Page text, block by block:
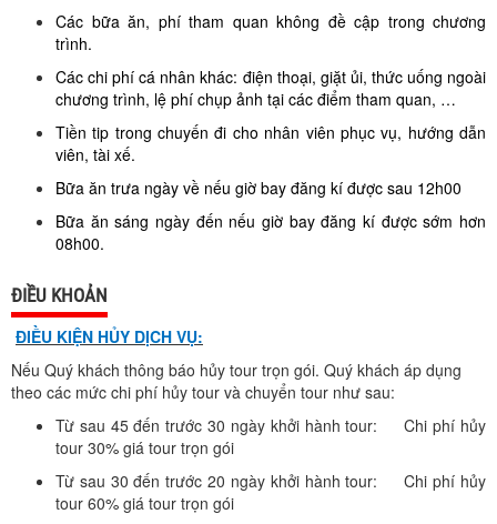
Các bữa ăn, phí tham quan không đề cập trong chương
trình.
Các chi phí cá nhân khác: điện thoại, giặt ủi, thức uống ngoài
chương trình, lệ phí chụp ảnh tại các điểm tham quan, …
Tiền tip trong chuyến đi cho nhân viên phục vụ, hướng dẫn
viên, tài xế.
Bữa ăn trưa ngày về nếu giờ bay đăng kí được sau 12h00
Bữa ăn sáng ngày đến nếu giờ bay đăng kí được sớm hơn
08h00.
ĐIỀU KHOẢN
ĐIỀU KIỆN HỦY DỊCH VỤ:
Nếu Quý khách thông báo hủy tour trọn gói. Quý khách áp dụng
theo các mức chi phí hủy tour và chuyển tour như sau:
Từ sau 45 đến trước 30 ngày khởi hành tour: Chi phí hủy
tour 30% giá tour trọn gói
Từ sau 30 đến trước 20 ngày khởi hành tour: Chi phí hủy
tour 60% giá tour trọn gói